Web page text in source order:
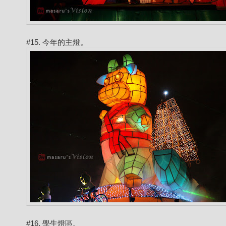
#15. 今年的主燈。
#16. 學生燈區。